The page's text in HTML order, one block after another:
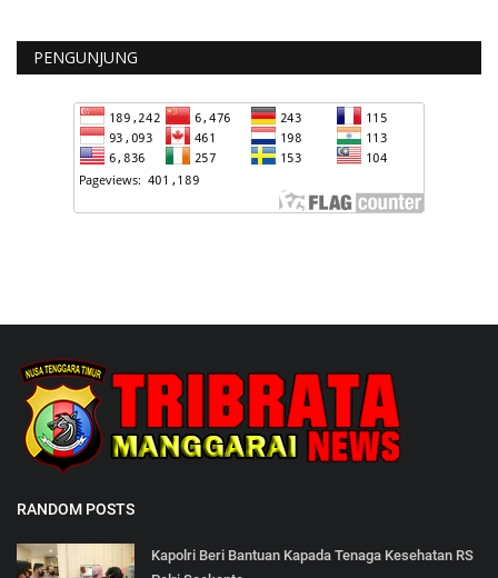
PENGUNJUNG
RANDOM POSTS
Kapolri Beri Bantuan Kapada Tenaga Kesehatan RS